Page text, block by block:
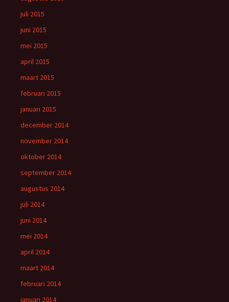
juli 2015
juni 2015
mei 2015
april 2015
maart 2015
februari 2015
januari 2015
december 2014
november 2014
oktober 2014
september 2014
augustus 2014
juli 2014
juni 2014
mei 2014
april 2014
maart 2014
februari 2014
januari 2014